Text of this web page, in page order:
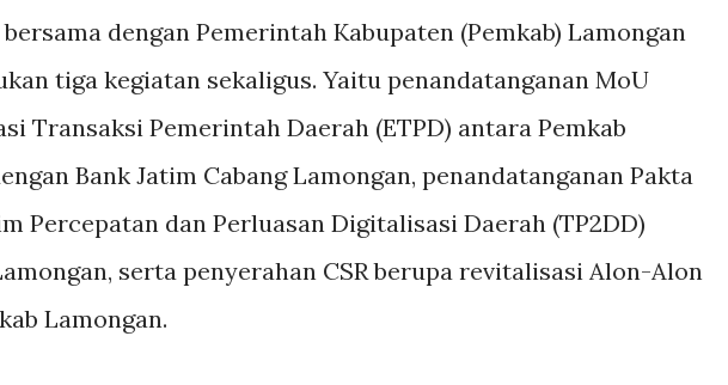
dengan Pemerintah Kabupaten (Pemkab) Lamongan
tiga kegiatan sekaligus. Yaitu penandatanganan MoU
Transaksi Pemerintah Daerah (ETPD) antara Pemkab
Bank Jatim Cabang Lamongan, penandatanganan Pakta
Percepatan dan Perluasan Digitalisasi Daerah (TP2DD)
serta penyerahan CSR berupa revitalisasi Alon-Alon
Lamongan.